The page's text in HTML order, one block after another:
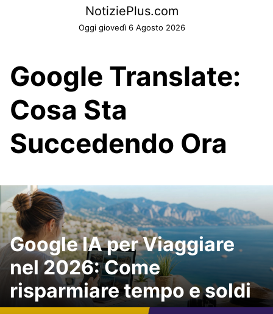
NotiziePlus.com
Oggi giovedì 6 Agosto 2026
Google Translate:
Cosa Sta
Succedendo Ora
Google IA per Viaggiare
nel 2026: Come
risparmiare tempo e soldi